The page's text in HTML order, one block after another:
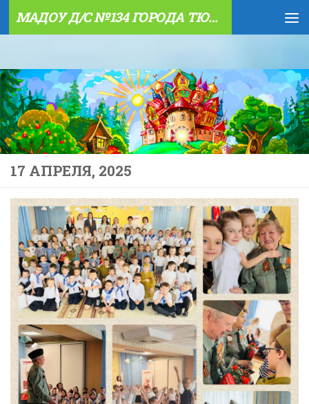
Skip to content МАДОУ Д/С №134 ГОРОДА ТЮМЕНИ
17 АПРЕЛЯ, 2025